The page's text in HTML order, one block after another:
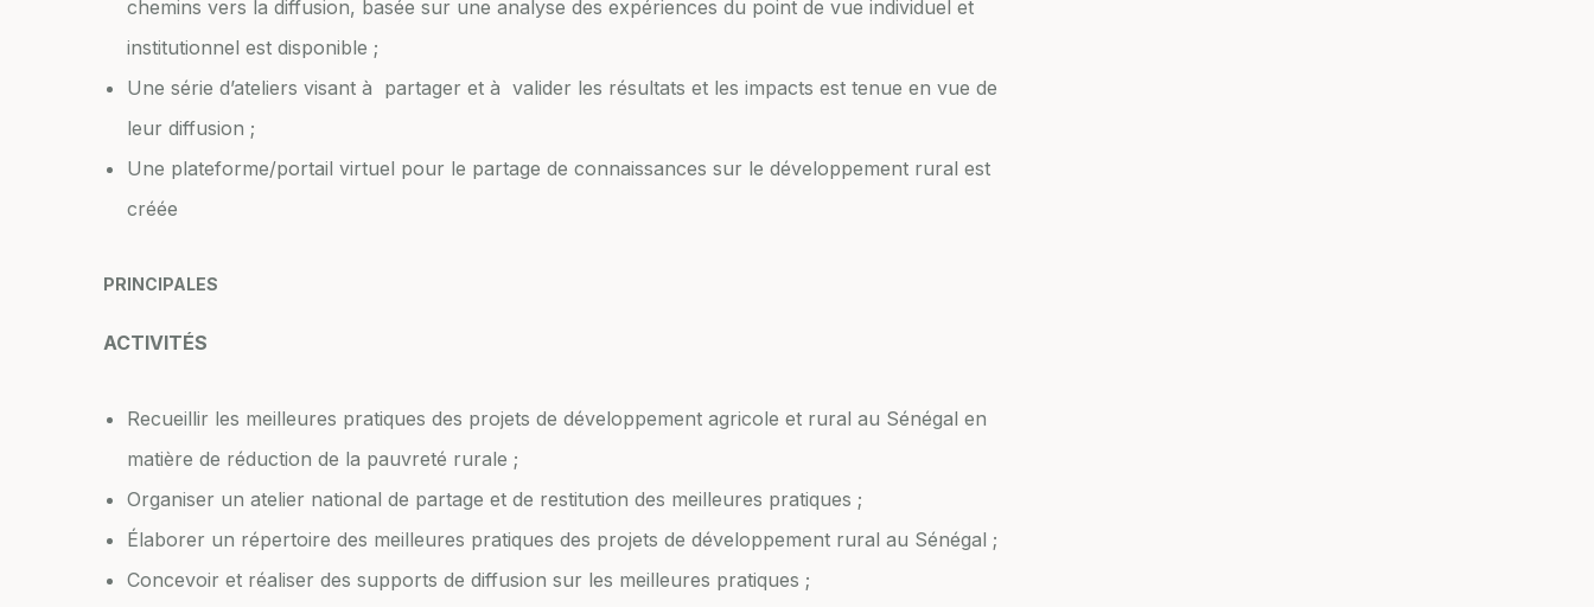
chemins vers la diffusion, basée sur une analyse des expériences du point de vue individuel et
institutionnel est disponible ;
Une série d’ateliers visant à partager et à valider les résultats et les impacts est tenue en vue de
leur diffusion ;
Une plateforme/portail virtuel pour le partage de connaissances sur le développement rural est
créée
PRINCIPALES
ACTIVITÉS
Recueillir les meilleures pratiques des projets de développement agricole et rural au Sénégal en
matière de réduction de la pauvreté rurale ;
Organiser un atelier national de partage et de restitution des meilleures pratiques ;
Élaborer un répertoire des meilleures pratiques des projets de développement rural au Sénégal ;
Concevoir et réaliser des supports de diffusion sur les meilleures pratiques ;